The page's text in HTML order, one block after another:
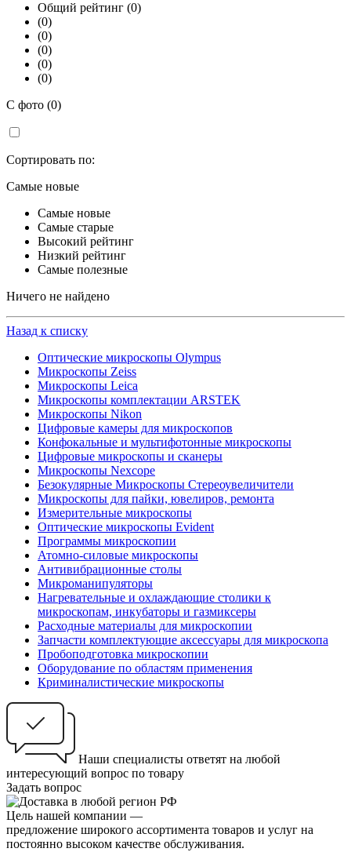
Общий рейтинг (0)
(0)
(0)
(0)
(0)
(0)
С фото (0)
Сортировать по:
Самые новые
Самые новые
Самые старые
Высокий рейтинг
Низкий рейтинг
Самые полезные
Ничего не найдено
Назад к списку
Оптические микроскопы Olympus
Микроскопы Zeiss
Микроскопы Leica
Микроскопы комплектации ARSTEK
Микроскопы Nikon
Цифровые камеры для микроскопов
Конфокальные и мультифотонные микроскопы
Цифровые микроскопы и сканеры
Микроскопы Nexcope
Безокулярные Микроскопы Стереоувеличители
Микроскопы для пайки, ювелиров, ремонта
Измерительные микроскопы
Оптические микроскопы Evident
Программы микроскопии
Атомно-силовые микроскопы
Антивибрационные столы
Микроманипуляторы
Нагревательные и охлаждающие столики к
микроскопам, инкубаторы и газмиксеры
Расходные материалы для микроскопии
Запчасти комплектующие аксессуары для микроскопа
Пробоподготовка микроскопии
Оборудование по областям применения
Криминалистические микроскопы
Наши специалисты ответят на любой
интересующий вопрос по товару
Задать вопрос
Цель нашей компании —
предложение широкого ассортимента товаров и услуг на
постоянно высоком качестве обслуживания.